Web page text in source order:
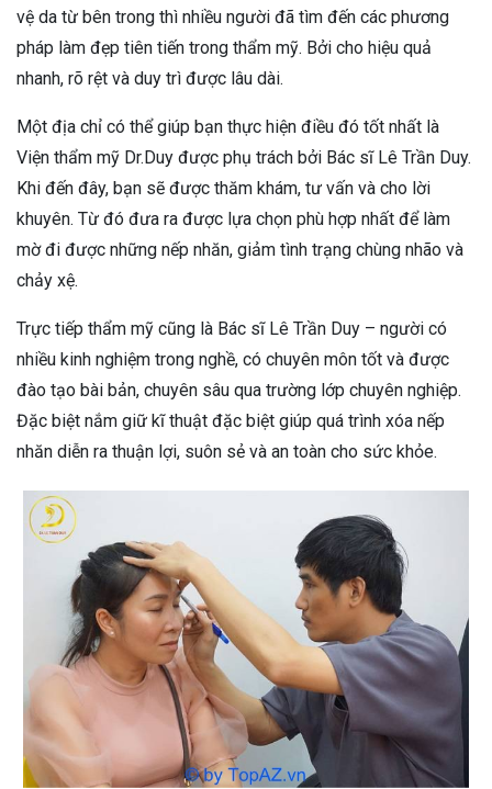
vệ da từ bên trong thì nhiều người đã tìm đến các phương
pháp làm đẹp tiên tiến trong thẩm mỹ. Bởi cho hiệu quả
nhanh, rõ rệt và duy trì được lâu dài.
Một địa chỉ có thể giúp bạn thực hiện điều đó tốt nhất là
Viện thẩm mỹ Dr.Duy được phụ trách bởi Bác sĩ Lê Trần Duy.
Khi đến đây, bạn sẽ được thăm khám, tư vấn và cho lời
khuyên. Từ đó đưa ra được lựa chọn phù hợp nhất để làm
mờ đi được những nếp nhăn, giảm tình trạng chùng nhão và
chảy xệ.
Trực tiếp thẩm mỹ cũng là Bác sĩ Lê Trần Duy – người có
nhiều kinh nghiệm trong nghề, có chuyên môn tốt và được
đào tạo bài bản, chuyên sâu qua trường lớp chuyên nghiệp.
Đặc biệt nắm giữ kĩ thuật đặc biệt giúp quá trình xóa nếp
nhăn diễn ra thuận lợi, suôn sẻ và an toàn cho sức khỏe.